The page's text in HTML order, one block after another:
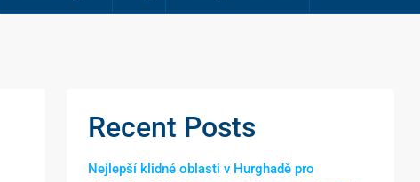
Recent Posts
Nejlepší klidné oblasti v Hurghadě pro